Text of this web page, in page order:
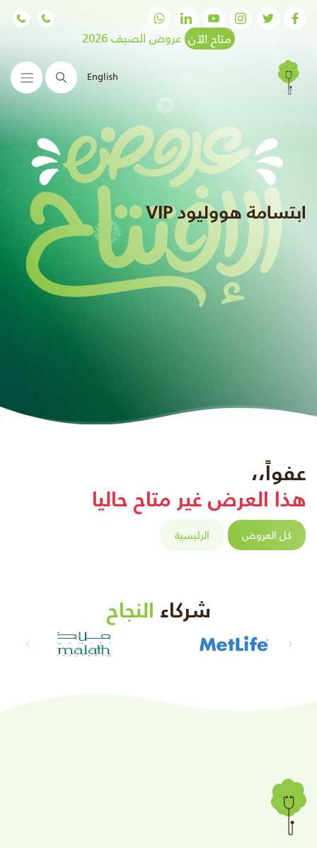
متاح الآن عروض الصيف 2026
English البحث
ابتسامة هووليود VIP
عفواً،،
هذا العرض غير متاح حاليا
كل العروض الرئيسية
شركاء النجاح